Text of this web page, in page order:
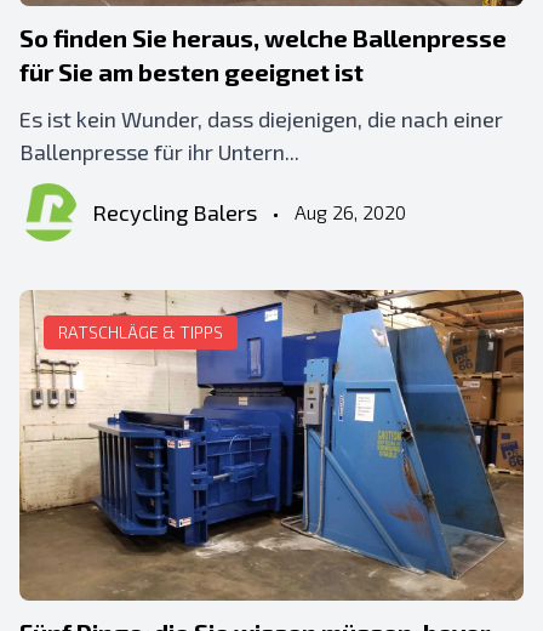
So finden Sie heraus, welche Ballenpresse
für Sie am besten geeignet ist
Es ist kein Wunder, dass diejenigen, die nach einer
Ballenpresse für ihr Untern...
Recycling Balers • Aug 26, 2020
RATSCHLÄGE & TIPPS